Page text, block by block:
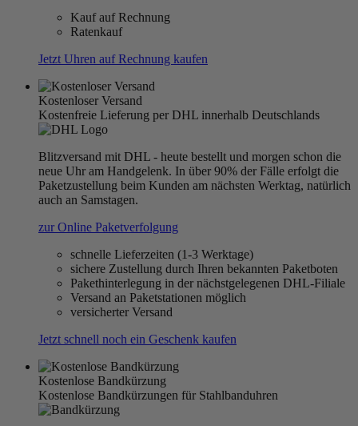
Kauf auf Rechnung
Ratenkauf
Jetzt Uhren auf Rechnung kaufen
Kostenloser Versand
Kostenfreie Lieferung per DHL innerhalb Deutschlands
Blitzversand mit DHL - heute bestellt und morgen schon die
neue Uhr am Handgelenk. In über 90% der Fälle erfolgt die
Paketzustellung beim Kunden am nächsten Werktag, natürlich
auch an Samstagen.
zur Online Paketverfolgung
schnelle Lieferzeiten (1-3 Werktage)
sichere Zustellung durch Ihren bekannten Paketboten
Pakethinterlegung in der nächstgelegenen DHL-Filiale
Versand an Paketstationen möglich
versicherter Versand
Jetzt schnell noch ein Geschenk kaufen
Kostenlose Bandkürzung
Kostenlose Bandkürzungen für Stahlbanduhren